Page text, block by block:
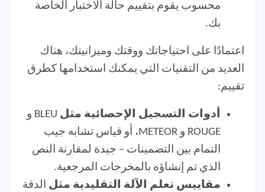
محسوب يقوم بتقييم حالة الاختبار الخاصة
بك.
اعتمادًا على احتياجاتك ووقتك وميزانيتك، هناك
العديد من التقنيات التي يمكنك استخدامها كطرق
تقييم:
أدوات التسجيل الإحصائية مثل
BLEU و
ROUGE و METEOR، أو قياس تشابه جيب
التمام بين التضمينات – جيدة لمقارنة النص
الذي تم إنشاؤه بالمخرجات المرجعية.
مقاييس تعلم الآلة التقليدية مثل الدقة